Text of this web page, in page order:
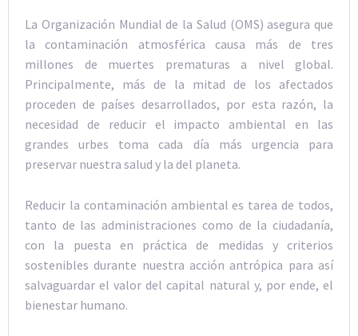
La Organización Mundial de la Salud (OMS) asegura que
la contaminación atmosférica causa más de tres
millones de muertes prematuras a nivel global.
Principalmente, más de la mitad de los afectados
proceden de países desarrollados, por esta razón, la
necesidad de reducir el impacto ambiental en las
grandes urbes toma cada día más urgencia para
preservar nuestra salud y la del planeta.
Reducir la contaminación ambiental es tarea de todos,
tanto de las administraciones como de la ciudadanía,
con la puesta en práctica de medidas y criterios
sostenibles durante nuestra acción antrópica para así
salvaguardar el valor del capital natural y, por ende, el
bienestar humano.